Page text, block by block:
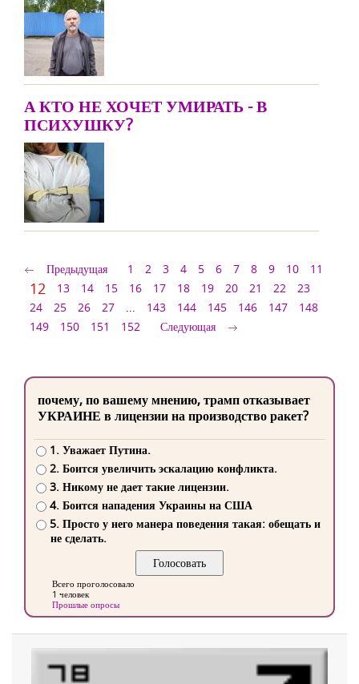
А КТО НЕ ХОЧЕТ УМИРАТЬ - В
ПСИХУШКУ?
Предыдущая 1 2 3 4 5 6 7 8 9 10 11
12 13 14 15 16 17 18 19 20 21 22
23
24
25 26 27 ... 143 144 145 146 147
148
149
150 151 152 Следующая
почему, по вашему мнению, трамп отказывает
УКРАИНЕ в лицензии на производство ракет?
1. Уважает Путина.
2. Боится увеличить эскалацию конфликта.
3. Никому не дает такие лицензии.
4. Боится нападения Украины на США
5. Просто у него манера поведения такая: обещать и
не сделать.
Всего проголосовало
1 человек
Прошлые опросы